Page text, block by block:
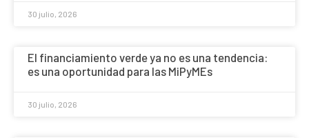
30 julio, 2026
El financiamiento verde ya no es una tendencia:
es una oportunidad para las MiPyMEs
30 julio, 2026